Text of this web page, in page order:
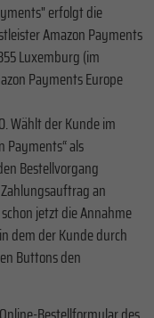
erfolgt die
Amazon Payments
Luxemburg (im
Payments Europe
Wählt der Kunde im
Payments“ als
Bestellvorgang
an
jetzt die Annahme
dem der Kunde durch
Buttons den